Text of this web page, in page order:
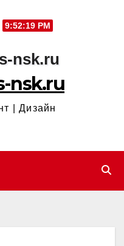
9:52:19 PM
nsk.ru
| Дизайн